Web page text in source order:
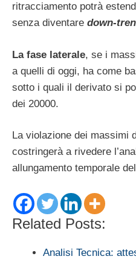
ritracciamento potrà
senza diventare down-
La fase laterale, se i
a quelli di oggi, ha come
sotto i quali il derivato si
dei 20000.
La violazione dei massimi
costringerà a rivedere
allungamento temporale
Related Posts:
Analisi Tecnica: